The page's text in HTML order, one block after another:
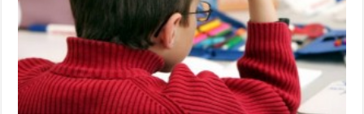
Scholastic
Retardation
مغلقة